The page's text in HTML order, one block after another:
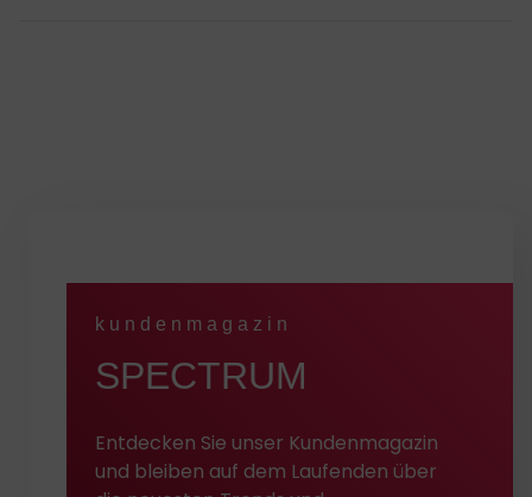
kundenmagazin
:
SPECTRUM
Entdecken Sie unser Kundenmagazin
und bleiben auf dem Laufenden über